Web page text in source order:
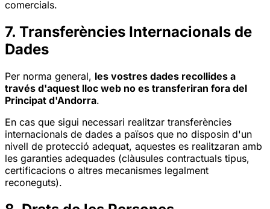
comercials.
7. Transferències Internacionals de
Dades
Per norma general, les vostres dades recollides a
través d'aquest lloc web no es transferiran fora del
Principat d'Andorra.
En cas que sigui necessari realitzar transferències
internacionals de dades a països que no disposin d'un
nivell de protecció adequat, aquestes es realitzaran amb
les garanties adequades (clàusules contractuals tipus,
certificacions o altres mecanismes legalment
reconeguts).